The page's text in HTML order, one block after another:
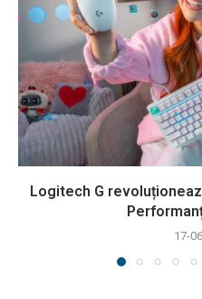
Logitech G
17-